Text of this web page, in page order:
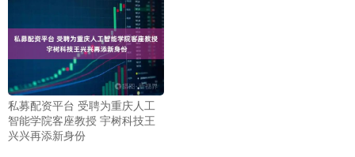
私募配资平台 受聘为重庆人工
智能学院客座教授 宇树科技王
兴兴再添新身份